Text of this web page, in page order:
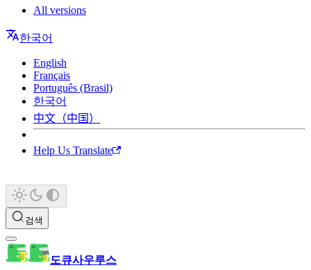
All versions
한국어
English
Français
Português (Brasil)
한국어
中文（中国）
Help Us Translate
검색
도큐사우루스